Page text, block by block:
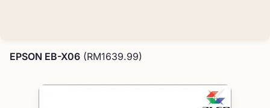
EPSON EB-X06 (RM1639.99)